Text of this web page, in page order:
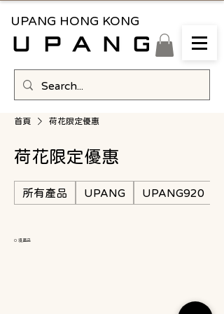
UPANG HONG KONG
首頁 荷花限定優惠
荷花限定優惠
所有產品 UPANG UPANG920
0 項產品